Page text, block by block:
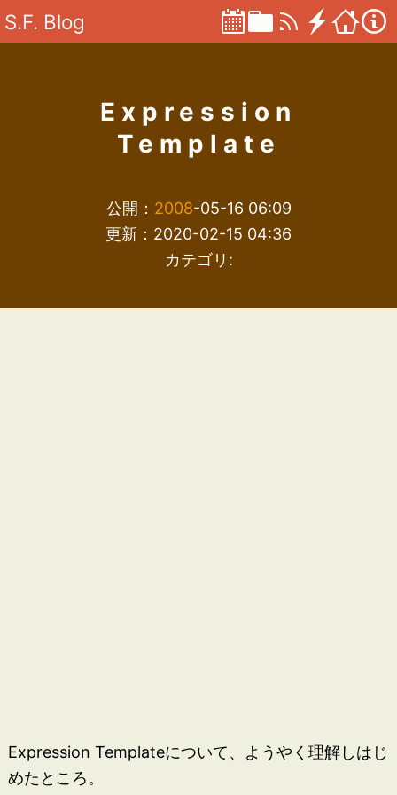
S.F. Blog
Expression
Template
公開： 2008-05-16 06:09
更新：2020-02-15 04:36
カテゴリ:
Expression Templateについて、ようやく理解しはじ
めたところ。